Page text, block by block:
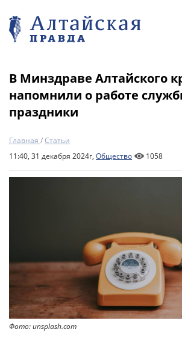
В Минздраве Алтайского
напомнили о работе
праздники
Главная /Статьи
11:40, 31 декабря 2024г, Общество 1058
Фото: unsplash.com